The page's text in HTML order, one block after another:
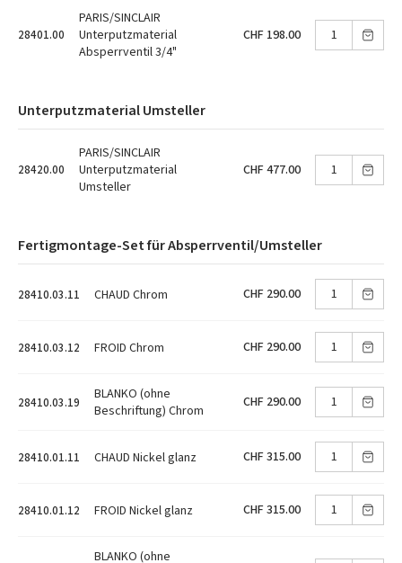
28401.00
PARIS/SINCLAIR
Unterputzmaterial
Absperrventil 3/4"
CHF 198.00
Unterputzmaterial Umsteller
28420.00
PARIS/SINCLAIR
Unterputzmaterial
Umsteller
CHF 477.00
Fertigmontage-Set für Absperrventil/Umsteller
28410.03.11 CHAUD Chrom CHF 290.00
28410.03.12 FROID Chrom CHF 290.00
28410.03.19
BLANKO (ohne
Beschriftung) Chrom
CHF 290.00
28410.01.11 CHAUD Nickel glanz CHF 315.00
28410.01.12 FROID Nickel glanz CHF 315.00
BLANKO (ohne